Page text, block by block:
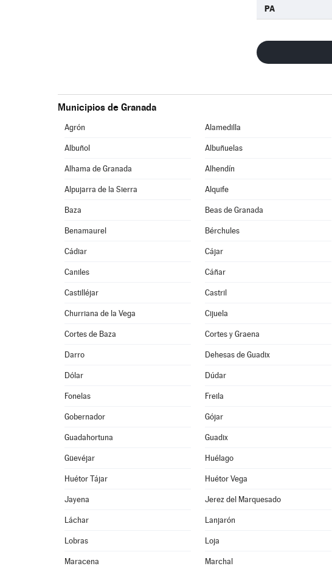
PA
Municipios de Granada
Agrón Alamedilla
Albuñol Albuñuelas
Alhama de Granada Alhendín
Alpujarra de la Sierra Alquife
Baza Beas de Granada
Benamaurel Bérchules
Cádiar Cájar
Caniles Cáñar
Castilléjar Castril
Churriana de la Vega Cijuela
Cortes de Baza Cortes y Graena
Darro Dehesas de Guadix
Dólar Dúdar
Fonelas Freila
Gobernador Gójar
Guadahortuna Guadix
Güevéjar Huélago
Huétor Tájar Huétor Vega
Jayena Jerez del Marquesado
Láchar Lanjarón
Lobras Loja
Maracena Marchal